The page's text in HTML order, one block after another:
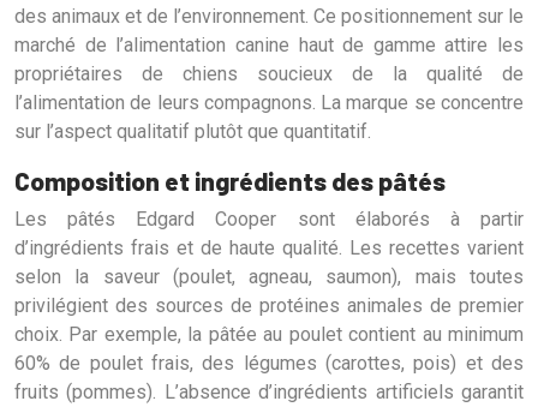
des animaux et de l’environnement. Ce positionnement sur le
marché de l’alimentation canine haut de gamme attire les
propriétaires de chiens soucieux de la qualité de
l’alimentation de leurs compagnons. La marque se concentre
sur l’aspect qualitatif plutôt que quantitatif.
Composition et ingrédients des pâtés
Les pâtés Edgard Cooper sont élaborés à partir
d’ingrédients frais et de haute qualité. Les recettes varient
selon la saveur (poulet, agneau, saumon), mais toutes
privilégient des sources de protéines animales de premier
choix. Par exemple, la pâtée au poulet contient au minimum
60% de poulet frais, des légumes (carottes, pois) et des
fruits (pommes). L’absence d’ingrédients artificiels garantit